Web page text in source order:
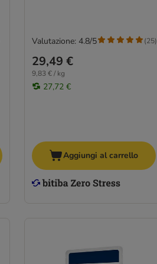
29,49 €
9,83 € / kg
27,72 €
Valutazione: 4.8/5 (25)
Aggiungi al carrello